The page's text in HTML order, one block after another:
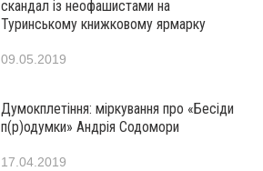
скандал із неофашистами на
Туринському книжковому ярмарку
09.05.2019
Думокплетіння: міркування про «Бесіди
п(р)одумки» Андрія Содомори
17.04.2019